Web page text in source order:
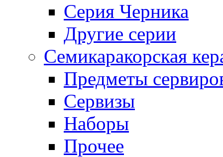
Серия Черника
Другие серии
Семикаракорская
Предметы
Сервизы
Наборы
Прочее